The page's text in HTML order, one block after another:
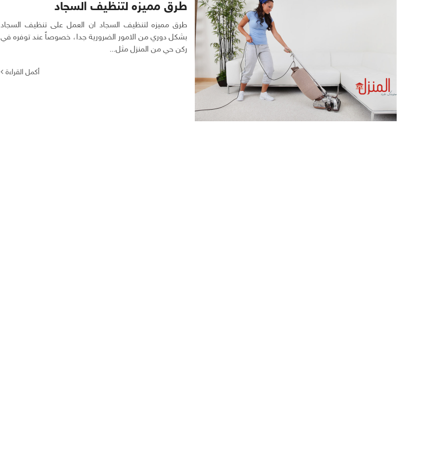
طرق مميزه لتنظيف السجاد
طرق مميزه لتنظيف السجاد ان العمل على تنظيف السجاد
بشكل دوري من الامور الضرورية جدا، خصوصاً عند توفره في
ركن حي من المنزل مثل...
أكمل القراءة